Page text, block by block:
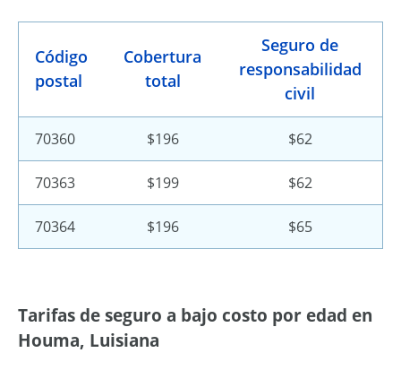
Código
postal
Cobertura
total
Seguro de
responsabilidad
civil
70360 $196 $62
70363 $199 $62
70364 $196 $65
Tarifas de seguro a bajo costo por edad en
Houma, Luisiana